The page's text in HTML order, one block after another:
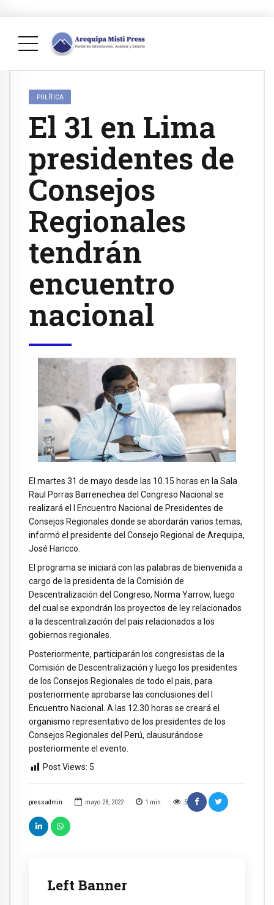
pressadmin mayo 28, 2022 1 min 5
Left Banner
POLÍTICA
El 31 en Lima
presidentes de
Consejos
Regionales
tendrán
encuentro
nacional
El martes 31 de mayo desde las 10.15 horas en la Sala
Raul Porras Barrenechea del Congreso Nacional se
realizará el I Encuentro Nacional de Presidentes de
Consejos Regionales donde se abordarán varios temas,
informó el presidente del Consejo Regional de Arequipa,
José Hancco.
El programa se iniciará con las palabras de bienvenida a
cargo de la presidenta de la Comisión de
Descentralización del Congreso, Norma Yarrow, luego
del cual se expondrán los proyectos de ley relacionados
a la descentralización del pais relacionados a los
gobiernos regionales.
Posteriormente, participarán los congresistas de la
Comisión de Descentralización y luego los presidentes
de los Consejos Regionales de todo el pais, para
posteriormente aprobarse las conclusiones del I
Encuentro Nacional. A las 12.30 horas se creará el
organismo representativo de los presidentes de los
Consejos Regionales del Perú, clausurándose
posteriormente el evento.
Post Views: 5